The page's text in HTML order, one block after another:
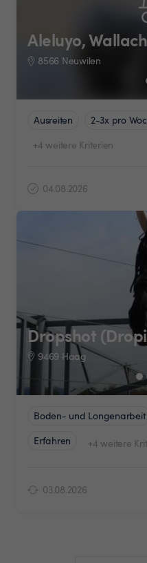
Aleluyo, Wallach
8566 Neuwilen
Ausreiten 2-3x pro
+4 weitere Kriterien
04.08.2026
Dropshot
9469 Haag
Boden- und Longenarbeit
Erfahren
+4 weitere
03.08.2026